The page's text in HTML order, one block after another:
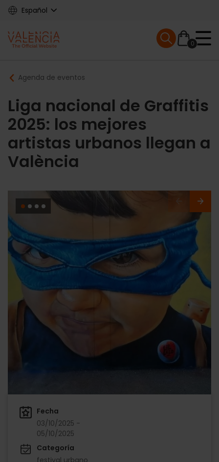
Skip
content
Español
Main
navigation
0
Mobile menu
Breadcrumb
Agenda de eventos
Liga nacional de Graffitis
2025: los mejores
artistas urbanos llegan a
València
Fecha
03/10/2025 -
05/10/2025
Categoría
festival urbano